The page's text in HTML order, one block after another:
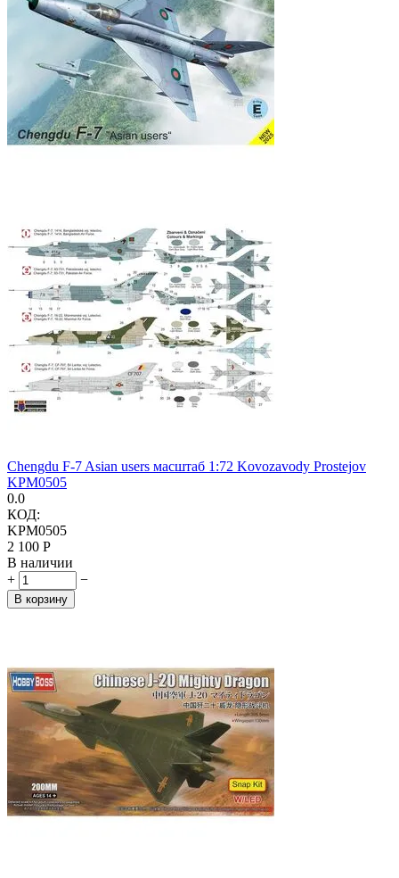
Chengdu F-7 Asian users масштаб 1:72 Kovozavody Prostejov
KPM0505
0.0
КОД:
KPM0505
2 100 Р
В наличии
+
−
В корзину